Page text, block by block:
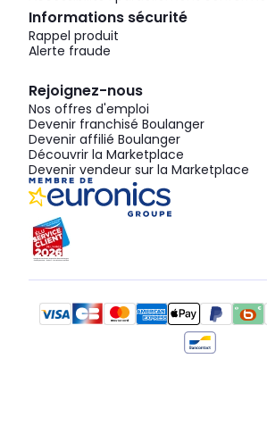
Informations sécurité
Rappel produit
Alerte fraude
Rejoignez-nous
Nos offres d'emploi
Devenir franchisé Boulanger
Devenir affilié Boulanger
Découvrir la Marketplace
Devenir vendeur sur la Marketplace